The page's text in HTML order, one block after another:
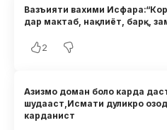
Вазъияти вахими
дар мактаб, нақлиёт, барқ,
2
Азизмо доман боло карда
шудааст,Исмати дуликро озод
карданист